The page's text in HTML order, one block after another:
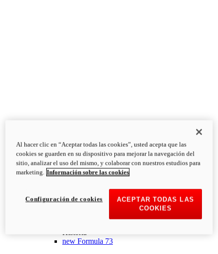
Historia
new Formula 73
Al hacer clic en “Aceptar todas las cookies”, usted acepta que las
cookies se guarden en su dispositivo para mejorar la navegación del
sitio, analizar el uso del mismo, y colaborar con nuestros estudios para
marketing. Información sobre las cookies
ACEPTAR TODAS LAS
COOKIES
Configuración de cookies